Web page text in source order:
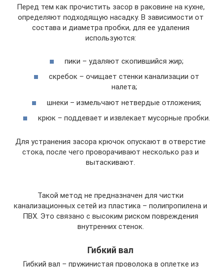
Перед тем как прочистить засор в раковине на кухне,
определяют подходящую насадку. В зависимости от
состава и диаметра пробки, для ее удаления
используются:
пики – удаляют скопившийся жир;
скребок – очищает стенки канализации от
налета;
шнеки – измельчают нетвердые отложения;
крюк – поддевает и извлекает мусорные пробки.
Для устранения засора крючок опускают в отверстие
стока, после чего проворачивают несколько раз и
вытаскивают.
Такой метод не предназначен для чистки
канализационных сетей из пластика – полипропилена и
ПВХ. Это связано с высоким риском повреждения
внутренних стенок.
Гибкий вал
Гибкий вал – пружинистая проволока в оплетке из